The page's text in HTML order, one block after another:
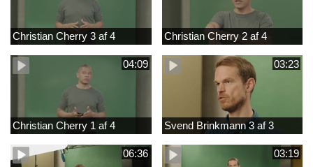
Christian Cherry 3 af 4 Christian Cherry 2 af 4
04:09
Christian Cherry 1 af 4
03:23
Svend Brinkmann 3 af 3
06:36 03:19